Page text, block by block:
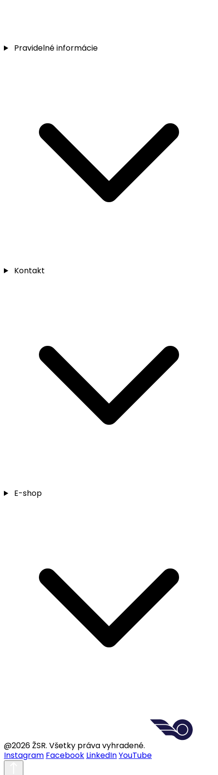
Pravidelné informácie
Kontakt
E-shop
@2026 ŽSR. Všetky práva vyhradené.
Instagram Facebook LinkedInYouTube